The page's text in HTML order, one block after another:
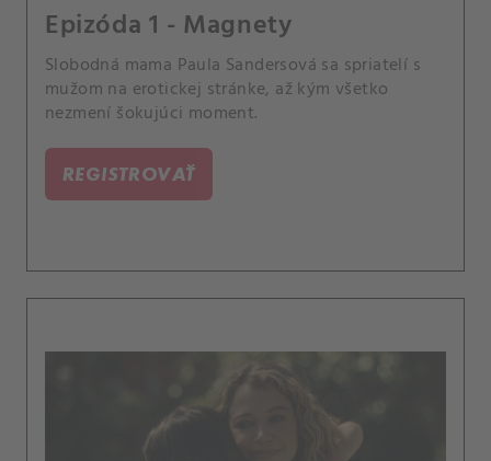
Epizóda 1 - Magnety
Slobodná mama Paula Sandersová sa spriatelí s
mužom na erotickej stránke, až kým všetko
nezmení šokujúci moment.
REGISTROVAŤ